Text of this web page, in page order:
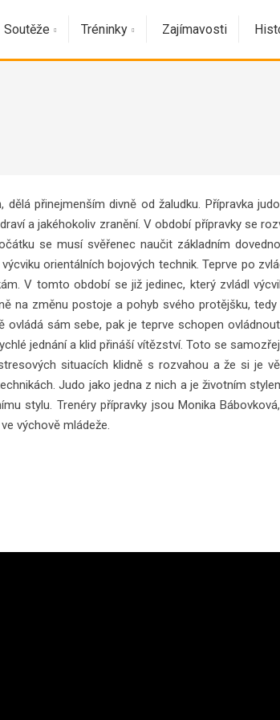
Soutěže Tréninky Zajímavosti
přinejmenším divně od žaludku. Přípravka
a jakéhokoliv zranění. V období přípravky se
se musí svěřenec naučit základním
orientálních bojových technik. Teprve po
V tomto období se již jedinec, který zvládl
na změnu postoje a pohyb svého protějšku,
sám sebe, pak je teprve schopen
jednání a klid přináší vítězství. Toto se
situacích klidně s rozvahou a že si je
Judo jako jedna z nich a je životním
stylu. Trenéry přípravky jsou Monika
výchově mládeže.